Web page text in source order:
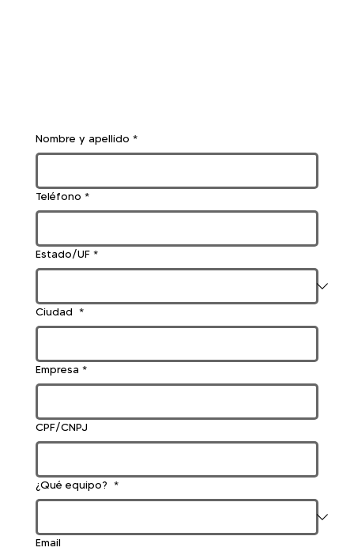
Nombre y apellido *
Teléfono *
Estado/UF *
Ciudad *
Empresa *
CPF/CNPJ
¿Qué equipo? *
Email